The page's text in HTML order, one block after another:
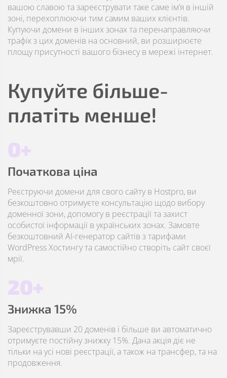
вашою славою та зареєструвати таке саме ім’я в іншій
зоні, перехоплюючи тим самим ваших клієнтів.
Купуючи домени в інших зонах та перенаправляючи
трафік з цих доменів на основний, ви розширюєте
площу присутності вашого бізнесу в мережі інтернет.
Купуйте більше-
платіть менше!
0+
Початкова ціна
Реєструючи домени для свого сайту в Hostpro, ви
безкоштовно отримуєте консультацію щодо вибору
доменної зони, допомогу в реєстрації та захист
особистої інформації в українських зонах. Замовте
безкоштовний AI-генератор сайтів з тарифами
WordPress Хостингу та самостійно створіть сайт своєї
мрії.
20+
Знижка 15%
Зареєструвавши 20 доменів і більше ви автоматично
отримуєте постійну знижку 15%. Дана акція діє не
тільки на усі нові реєстрації, а також на трансфер, та на
продовження.